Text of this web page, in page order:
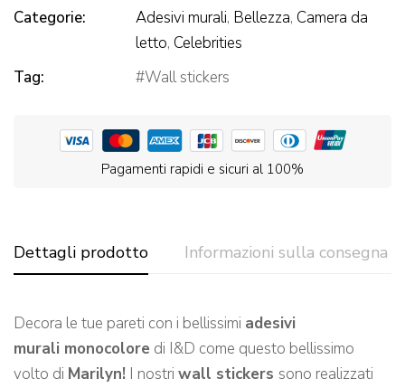
Categorie:
Adesivi murali, Bellezza, Camera da
letto, Celebrities
Tag:
Wall stickers
Pagamenti rapidi e sicuri al 100%
Dettagli prodotto Informazioni sulla consegna
Decora le tue pareti con i bellissimi adesivi
murali monocolore di I&D come questo bellissimo
volto di Marilyn! I nostri wall stickers sono realizzati